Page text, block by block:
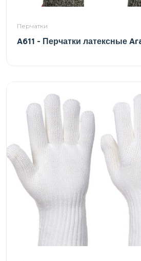
Перчатки
A611 - Перчатки латексные